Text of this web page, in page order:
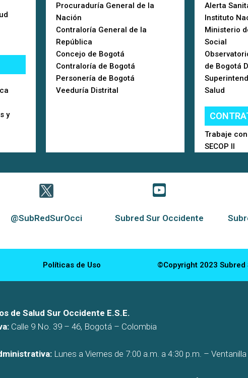
y
Procuraduría General de la
Nación
Contraloría General de la
República
Concejo de Bogotá
Contraloría de Bogotá
Personería de Bogotá
Veeduría Distrital
Alerta
Instituto
Ministerio
Social
de Bogotá
Salud
Trabaje
SECOP II
@SubRedSurOcci Subred Sur Occidente
Políticas de Uso ©Copyright 2023 Subred
de Salud Sur Occidente E.S.E.
Calle 9 No. 39 – 46, Bogotá – Colombia
Lunes a Viernes de 7:00 a.m. a 4:30 p.m. –